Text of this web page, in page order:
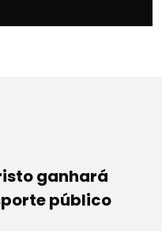
ganhará
público